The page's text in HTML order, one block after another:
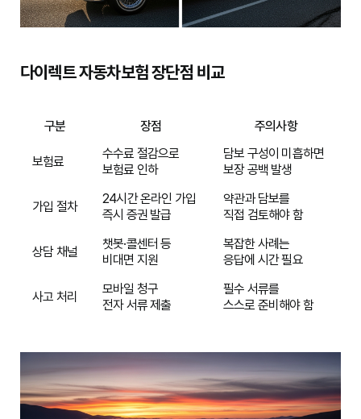
다이렉트 자동차보험 장단점 비교
구분 장점 주의사항
보험료
수수료 절감으로
보험료 인하
담보 구성이 미흡하면
보장 공백 발생
가입 절차
24시간 온라인 가입
즉시 증권 발급
약관과 담보를
직접 검토해야 함
상담 채널
챗봇·콜센터 등
비대면 지원
복잡한 사례는
응답에 시간 필요
사고 처리
모바일 청구
전자 서류 제출
필수 서류를
스스로 준비해야 함